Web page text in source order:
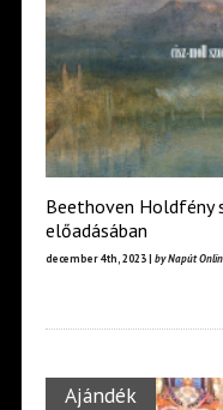
Beethoven Holdfény
előadásában
december 4th, 2023 | by Napút
Ajándék